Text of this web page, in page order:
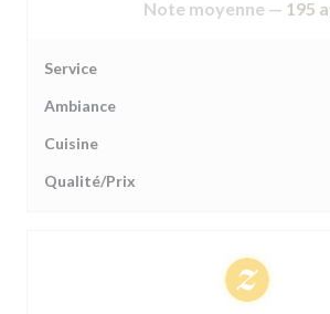
Note moyenne — 195
Service
Ambiance
Cuisine
Qualité/Prix